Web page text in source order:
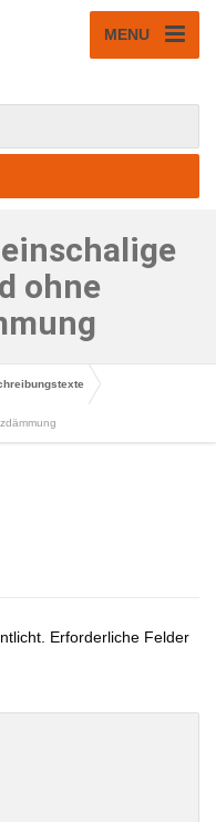
MENU
ohne
Erforderliche Felder